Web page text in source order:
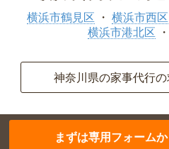
横浜市鶴見区 横浜市西区
横浜市港北区
神奈川県の家事代行
まずは専用フォーム